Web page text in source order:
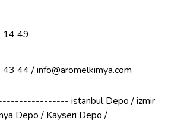
49
44 / info@aromelkimya.com
istanbul Depo / izmir
Depo / Kayseri Depo /